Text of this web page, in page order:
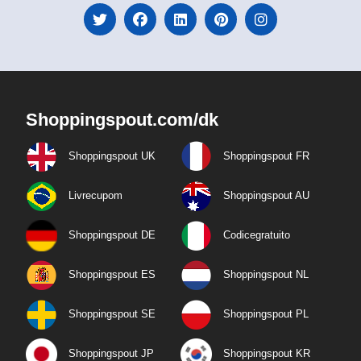
Shoppingspout.com/dk
Shoppingspout UK Shoppingspout FR
Livrecupom Shoppingspout AU
Shoppingspout DE Codicegratuito
Shoppingspout ES Shoppingspout NL
Shoppingspout SE Shoppingspout PL
Shoppingspout JP Shoppingspout KR